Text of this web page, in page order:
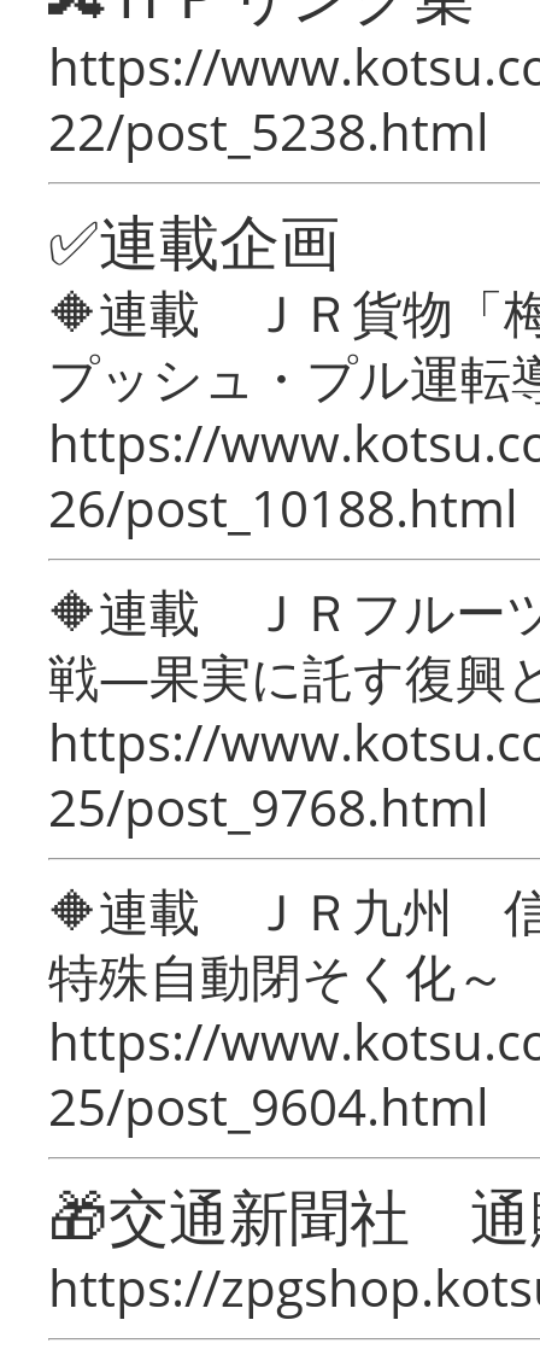
https://
22/post_5238.html
✅連載企画
🔶連載 ＪＲ貨物「
プッシュ・プル運転
https://
26/post_10188.html
🔶連載 ＪＲフルー
戦―果実に託す復興
https://
25/post_9768.html
🔶連載 ＪＲ九州 信
特殊自動閉そく化～
https://
25/post_9604.html
🎁交通新聞社
https://